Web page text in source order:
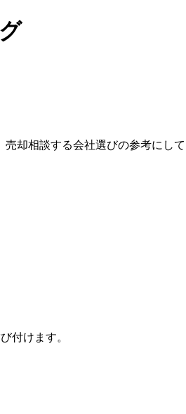
却相談する会社選びの参考にして
付けます。